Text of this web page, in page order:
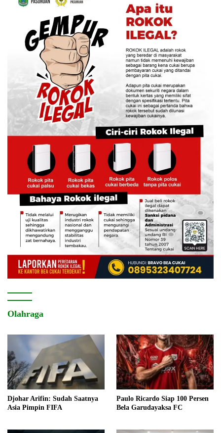
Olahraga
Djohar Arifin: Sudah Saatnya
Asia Pimpin FIFA
Paulo Ricardo Siap 100 Persen
Bela Garudayaksa FC